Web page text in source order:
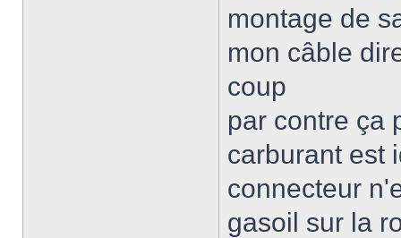
montage de
mon câble
coup
par contre ça
carburant est
connecteur
gasoil sur la